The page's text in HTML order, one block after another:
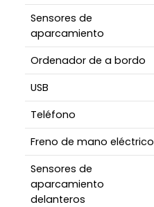
Sensores de
aparcamiento
Ordenador de a bordo
USB
Teléfono
Freno de mano eléctrico
Sensores de
aparcamiento
delanteros